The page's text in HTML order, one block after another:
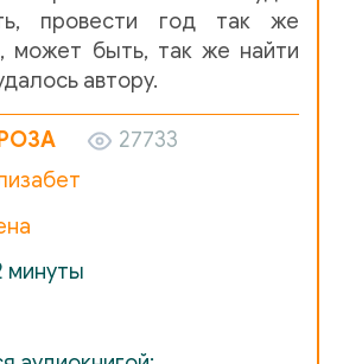
провести год так же
может быть, так же найти
автору.
27733
минуты